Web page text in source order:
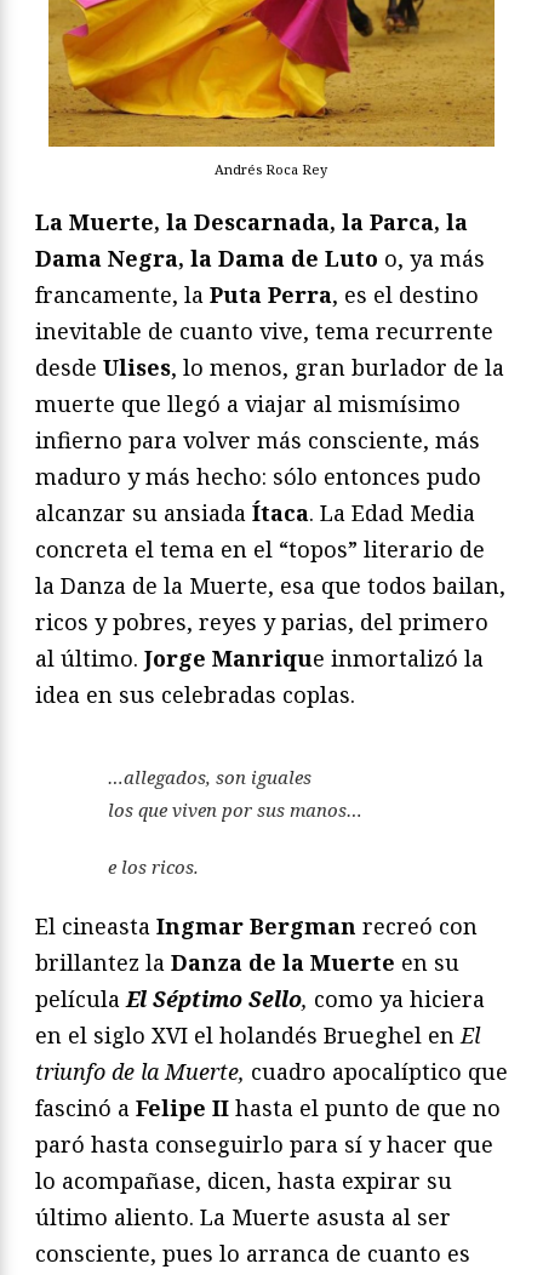
Andrés Roca Rey
La Muerte, la Descarnada, la Parca, la
Dama Negra, la Dama de Luto o, ya más
francamente, la Puta Perra, es el destino
inevitable de cuanto vive, tema recurrente
desde Ulises, lo menos, gran burlador de la
muerte que llegó a viajar al mismísimo
infierno para volver más consciente, más
maduro y más hecho: sólo entonces pudo
alcanzar su ansiada Ítaca. La Edad Media
concreta el tema en el “topos” literario de
la Danza de la Muerte, esa que todos bailan,
ricos y pobres, reyes y parias, del primero
al último. Jorge Manrique inmortalizó la
idea en sus celebradas coplas.
…allegados, son iguales
los que viven por sus manos…
e los ricos.
El cineasta Ingmar Bergman recreó con
brillantez la Danza de la Muerte en su
película El Séptimo Sello, como ya hiciera
en el siglo XVI el holandés Brueghel en El
triunfo de la Muerte, cuadro apocalíptico que
fascinó a Felipe II hasta el punto de que no
paró hasta conseguirlo para sí y hacer que
lo acompañase, dicen, hasta expirar su
último aliento. La Muerte asusta al ser
consciente, pues lo arranca de cuanto es